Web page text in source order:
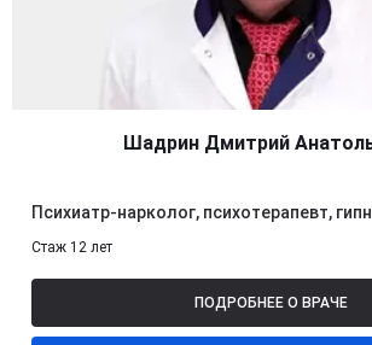
Шадрин Дмитрий
Психиатр-нарколог, психотерапевт,
Стаж 12 лет
ПОДРОБНЕЕ О ВРАЧЕ